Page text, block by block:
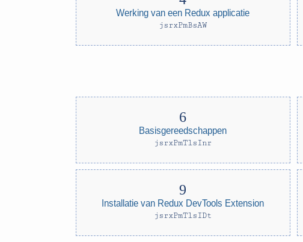
Werking van een Redux applicatie
jsrxPmBsAW
Basisgereedschappen
jsrxPmTlsInr
Installatie van Redux DevTools Extension
jsrxPmTlsIDt